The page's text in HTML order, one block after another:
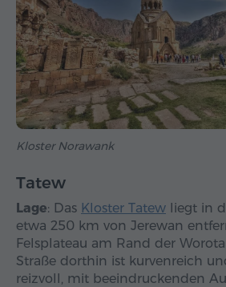
Kloster Norawank
Tatew
Lage: Das Kloster Tatew liegt in
etwa 250 km von Jerewan
Felsplateau am Rand der
Straße dorthin ist kurvenreich
reizvoll, mit beeindruckenden